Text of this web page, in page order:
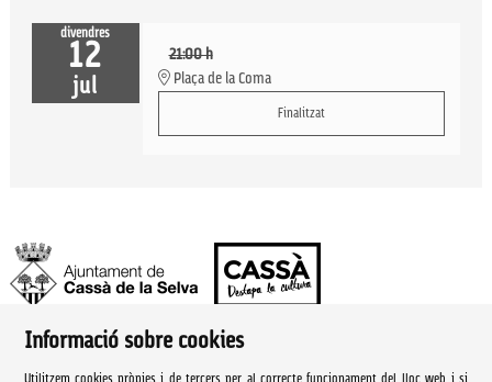
divendres
12
jul
21:00 h
Plaça de la Coma
Finalitzat
Informació sobre cookies